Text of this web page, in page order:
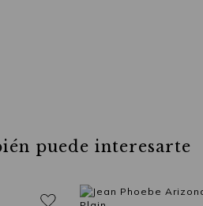
puede interesarte